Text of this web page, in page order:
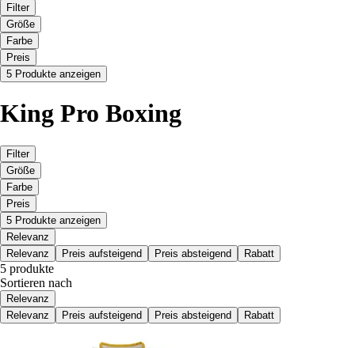
Filter
Größe
Farbe
Preis
5 Produkte anzeigen
King Pro Boxing
Filter
Größe
Farbe
Preis
5 Produkte anzeigen
Relevanz
Relevanz
Preis aufsteigend Preis absteigend Rabatt
5 produkte
Sortieren nach
Relevanz
Relevanz
Preis aufsteigend Preis absteigend Rabatt